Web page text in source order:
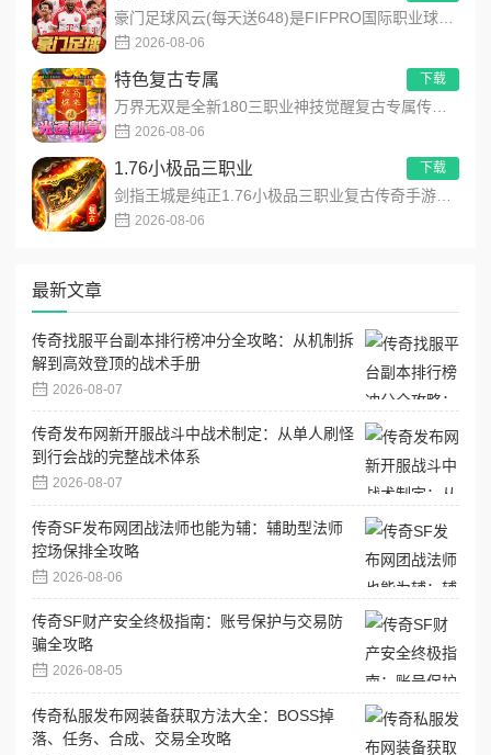
2026-08-06
特色复古专属
2026-08-06
下载
1.76小极品三职业
2026-08-06
下载
最新文章
传奇找服平台副本排行榜冲分全攻略：从机制拆
解到高效登顶的战术手册
2026-08-07
传奇发布网新开服战斗中战术制定：从单人刷怪
到行会战的完整战术体系
2026-08-07
传奇SF发布网团战法师也能为辅：辅助型法师
控场保排全攻略
2026-08-06
传奇SF财产安全终极指南：账号保护与交易防
骗全攻略
2026-08-05
传奇私服发布网装备获取方法大全：BOSS掉
落、任务、合成、交易全攻略